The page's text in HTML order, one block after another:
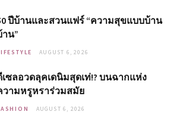
ปีบ้านและสวนแฟร์ “ความสุขแบบบ้าน
น”
AUGUST 6, 2026
เซลอวดลุคเดนิมสุดเท่!? บนฉากแห่ง
วามหรูหราร่วมสมัย
AUGUST 6, 2026